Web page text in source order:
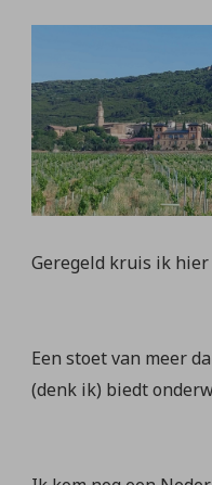
Geregeld kruis ik hier
Een stoet van meer
(denk ik) biedt